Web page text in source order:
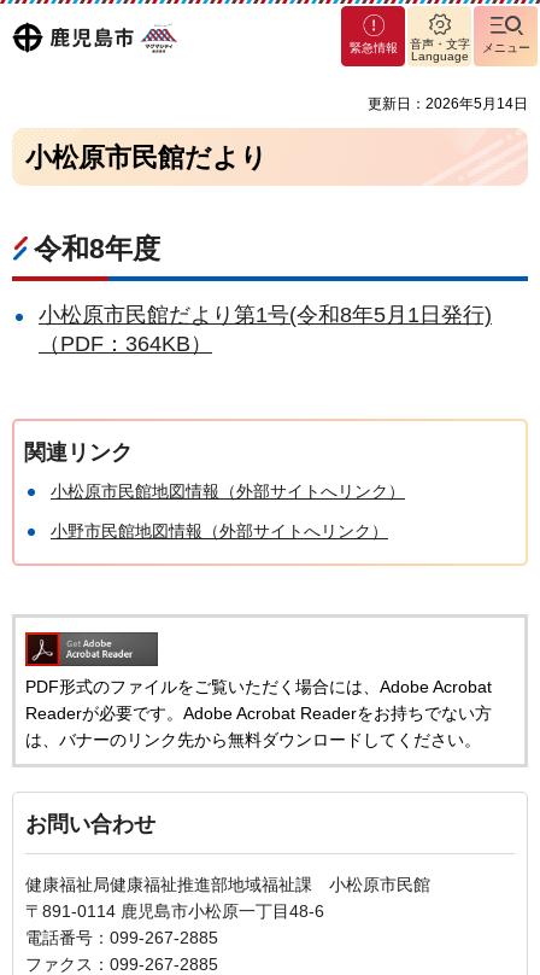
鹿児島
マグ
マシ
緊急情報
音声・文字
Language
メニュー
更新日：2026年5月14日
小松原市民館だより
令和8年度
小松原市民館だより第1号(令和8年5月1日発行)
（PDF：364KB）
関連リンク
小松原市民館地図情報（外部サイトへリンク）
小野市民館地図情報（外部サイトへリンク）
PDF形式のファイルをご覧いただく場合には、Adobe Acrobat
Readerが必要です。Adobe Acrobat Readerをお持ちでない方
は、バナーのリンク先から無料ダウンロードしてください。
お問い合わせ
健康福祉局健康福祉推進部地域福祉課 小松原市民館
〒891-0114 鹿児島市小松原一丁目48-6
電話番号：099-267-2885
ファクス：099-267-2885